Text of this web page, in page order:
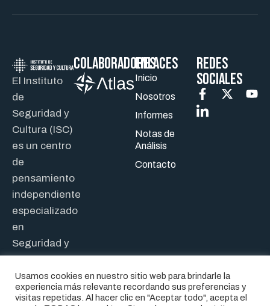
El Instituto
de
Seguridad y
Cultura (ISC)
es un centro
de
pensamiento
independiente
especializado
en
Seguridad y
Defensa.
ColaboradoresENLACES
Inicio
Nosotros
Informes
Notas de
Análisis
Contacto
REDES
SOCIALES
Usamos cookies en nuestro sitio web para brindarle la
experiencia más relevante recordando sus preferencias y
visitas repetidas. Al hacer clic en "Aceptar todo", acepta el